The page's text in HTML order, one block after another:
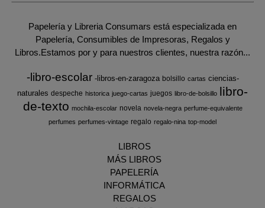
Papelería y Libreria Consumars está especializada en
Papelería, Consumibles de Impresoras, Regalos y
Libros.Estamos por y para nuestros clientes, nuestra razón...
-libro-escolar -libros-en-zaragoza bolsillo cartas ciencias-
naturales despeche historica juego-cartas juegos libro-de-bolsillo libro-
de-texto mochila-escolar novela novela-negra perfume-equivalente
perfumes perfumes-vintage regalo regalo-nina top-model
LIBROS
MÁS LIBROS
PAPELERÍA
INFORMÁTICA
REGALOS